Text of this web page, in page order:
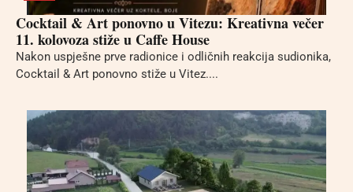
Cocktail & Art ponovno u Vitezu: Kreativna večer
11. kolovoza stiže u Caffe House
Nakon uspješne prve radionice i odličnih reakcija sudionika,
Cocktail & Art ponovno stiže u Vitez....